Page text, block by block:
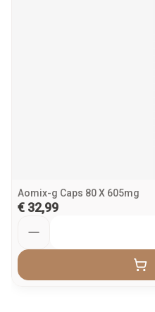
Aomix-g Caps 80 X 605mg
€ 32,99